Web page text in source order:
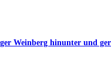
Weinberg hinunter und